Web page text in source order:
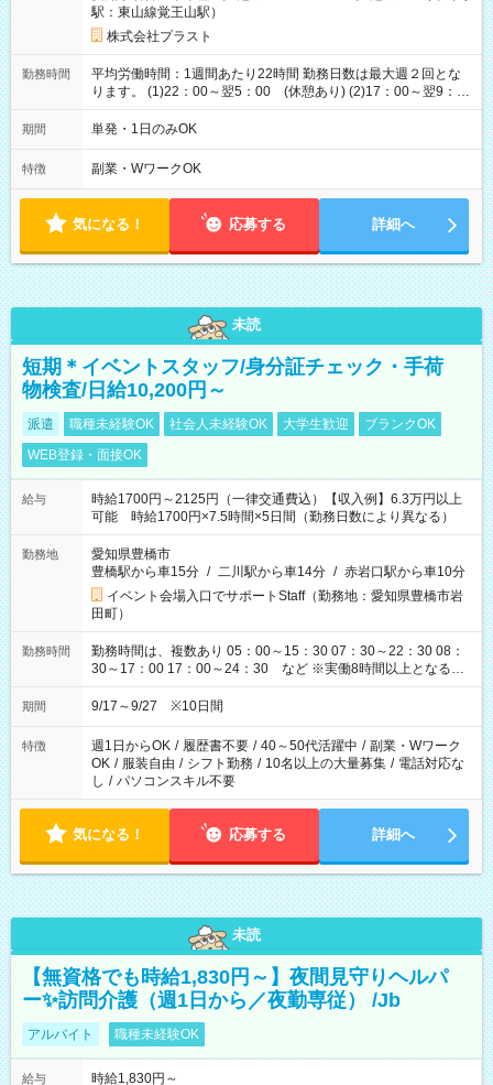
駅：東山線覚王山駅）
株式会社プラスト
勤務時間
平均労働時間：1週間あたり22時間 勤務日数は最大週２回とな
ります。 (1)22：00～翌5：00 (休憩あり) (2)17：00～翌9：
00 (休憩あり) ３６協定提出済 平均労働時間：1週間あたり22
時間 勤務日数は最大週２回となります。 (1)22：00～翌5：00
期間 単発・1日のみOK
特徴 副業・WワークOK
気になる！ 応募する 詳細へ
未読
短期＊イベントスタッフ/身分証チェック・手荷
物検査/日給10,200円～
派遣 職種未経験OK 社会人未経験OK 大学生歓迎
ブランクOK
WEB登録・面接OK
給与
時給1700円～2125円（一律交通費込）【収入例】6.3万円以上
可能 時給1700円×7.5時間×5日間（勤務日数により異なる）
勤務地
愛知県豊橋市
豊橋駅から車15分 / 二川駅から車14分 / 赤岩口駅から車10分
イベント会場入口でサポートStaff（勤務地：愛知県豊橋市岩
田町）
勤務時間
勤務時間は、複数あり 05：00～15：30 07：30～22：30 08：
30～17：00 17：00～24：30 など ※実働8時間以上となる勤
務もあります。 【休憩】60分+他休憩あり 交替で取得します。
安全面に配慮しこまめな休憩があります。
期間 9/17～9/27 ※10日間
特徴 週1日からOK / 履歴書不要 / 40～50代活躍中 / 副業・Wワーク
OK / 服装自由 / シフト勤務 / 10名以上の大量募集 / 電話対応な
し / パソコンスキル不要
気になる！ 応募する 詳細へ
未読
【無資格でも時給1,830円～】夜間見守りヘルパ
ー✨訪問介護（週1日から／夜勤専従） /Jb
アルバイト 職種未経験OK
給与 時給1,830円～